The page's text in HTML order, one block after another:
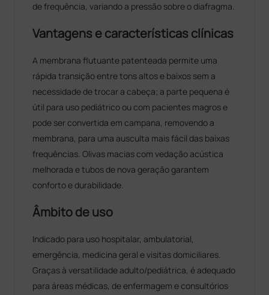
de frequência, variando a pressão sobre o diafragma.
Vantagens e características clínicas
A membrana flutuante patenteada permite uma
rápida transição entre tons altos e baixos sem a
necessidade de trocar a cabeça; a parte pequena é
útil para uso pediátrico ou com pacientes magros e
pode ser convertida em campana, removendo a
membrana, para uma ausculta mais fácil das baixas
frequências. Olivas macias com vedação acústica
melhorada e tubos de nova geração garantem
conforto e durabilidade.
Âmbito de uso
Indicado para uso hospitalar, ambulatorial,
emergência, medicina geral e visitas domiciliares.
Graças à versatilidade adulto/pediátrica, é adequado
para áreas médicas, de enfermagem e consultórios